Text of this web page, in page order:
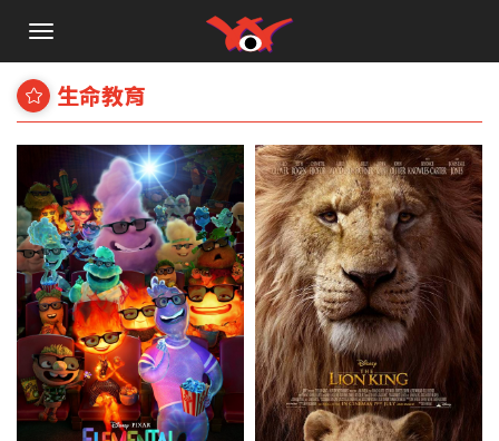
手
選
單
生命教育